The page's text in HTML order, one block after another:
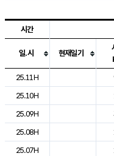
도시별 기상실황표로 지점,
시간
일.시 현재일기
25.11H
25.10H
25.09H
25.08H
25.07H